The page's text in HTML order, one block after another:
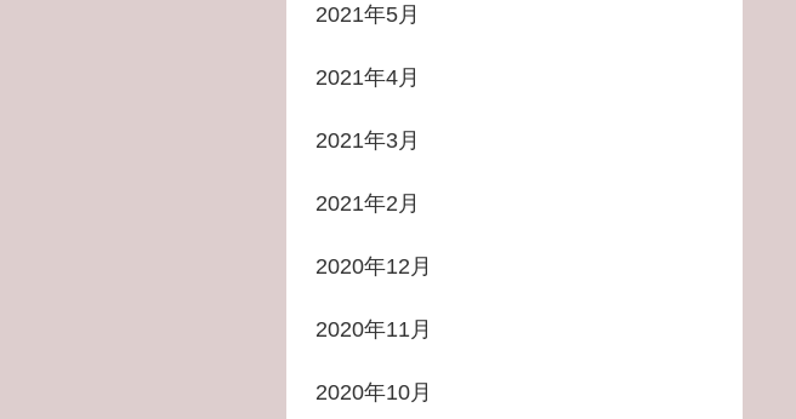
2021年5月
2021年4月
2021年3月
2021年2月
2020年12月
2020年11月
2020年10月